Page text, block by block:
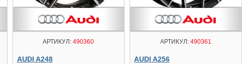
АРТИКУЛ: 490360
AUDI A248
АРТИКУЛ: 490361
AUDI A256